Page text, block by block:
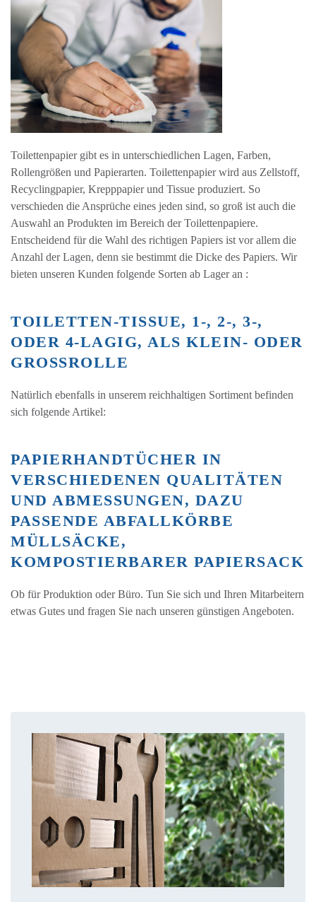
Toilettenpapier gibt es in unterschiedlichen Lagen, Farben,
Rollengrößen und Papierarten. Toilettenpapier wird aus Zellstoff,
Recyclingpapier, Krepppapier und Tissue produziert. So
verschieden die Ansprüche eines jeden sind, so groß ist auch die
Auswahl an Produkten im Bereich der Toilettenpapiere.
Entscheidend für die Wahl des richtigen Papiers ist vor allem die
Anzahl der Lagen, denn sie bestimmt die Dicke des Papiers. Wir
bieten unseren Kunden folgende Sorten ab Lager an :
TOILETTEN-TISSUE, 1-, 2-, 3-,
ODER 4-LAGIG, ALS KLEIN- ODER
GROSSROLLE
Natürlich ebenfalls in unserem reichhaltigen Sortiment befinden
sich folgende Artikel:
PAPIERHANDTÜCHER IN
VERSCHIEDENEN QUALITÄTEN
UND ABMESSUNGEN, DAZU
PASSENDE ABFALLKÖRBE
MÜLLSÄCKE,
KOMPOSTIERBARER PAPIERSACK
Ob für Produktion oder Büro. Tun Sie sich und Ihren Mitarbeitern
etwas Gutes und fragen Sie nach unseren günstigen Angeboten.